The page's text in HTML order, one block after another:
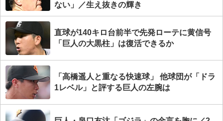
ない」／生え抜きの輝き
直球が140キロ台前半で先発ローテに黄信号
「巨人の大黒柱」は復活できるか
「高橋遥人と重なる快速球」 他球団が「ドラ
1レベル」と評する巨人の左腕は